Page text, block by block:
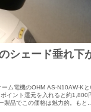
シェード垂れ下
ム電機のOHM AS-N10AW-Kと
イント還元を入れると約1,800
品でこの価格は魅力的。もと...